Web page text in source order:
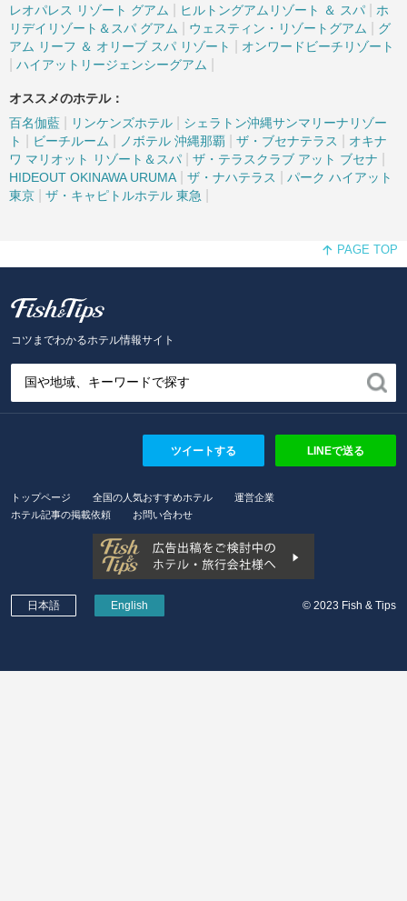
レオパレス リゾート グアム ヒルトングアムリゾート ＆ スパ
ホ
リデイリゾート＆スパ グアム
ウェスティン・リゾートグアム
グ
アム リーフ ＆ オリーブ スパ リゾート
オンワードビーチリゾート
ハイアットリージェンシーグアム
オススメのホテル：
百名伽藍
リンケンズホテル
シェラトン沖縄サンマリーナリゾー
ト
ビーチルーム ノボテル 沖縄那覇 ザ・ブセナテラス
オキナ
ワ マリオット リゾート＆スパ
ザ・テラスクラブ アット ブセナ
HIDEOUT OKINAWA URUMA ザ・ナハテラス
パーク ハイアット
東京
ザ・キャピトルホテル 東急
PAGE TOP
コツまでわかるホテル情報サイト
ツイートする LINEで送る
トップページ 全国の人気おすすめホテル
運営企業
ホテル記事の掲載依頼
お問い合わせ
日本語 English © 2023 Fish & Tips